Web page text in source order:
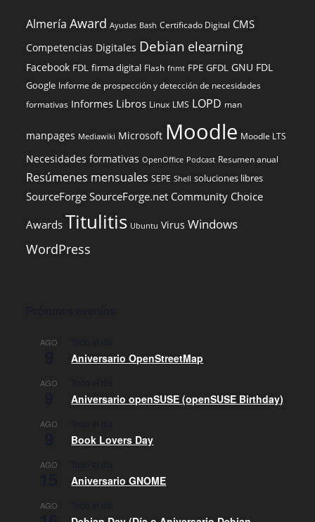
Almería Award Ayudas Bash Certificado Digital CMS
Competencias Digitales Debian elearning
Facebook FDL firma digital Flash fnmt FPE GFDL GNU FDL
Google Informe de prospección y detección de necesidades
formativas Informes Libros Linux LMS LOPD man
manpages Mediawiki Microsoft Moodle Moodle LTS
Necesidades formativas OpenOffice Podcast Resumen anual
Resúmenes mensuales SEPE Shell soluciones libres
SourceForge SourceForge.net Community Choice
Awards Titulitis Ubuntu Virus Windows
WordPress
AGO
Aniversario OpenStreetMap
AGO
Aniversario openSUSE (openSUSE Birthday)
AGO
Book Lovers Day
AGO
Aniversario GNOME
AGO